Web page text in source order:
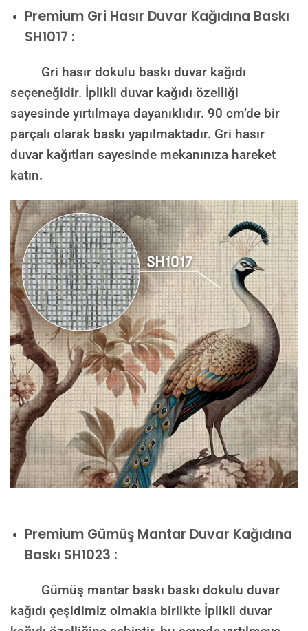
Premium Gri Hasır Duvar Kağıdına Baskı
SH1017 :
Gri hasır dokulu baskı duvar kağıdı
seçeneğidir. İplikli duvar kağıdı özelliği
sayesinde yırtılmaya dayanıklıdır. 90 cm’de bir
parçalı olarak baskı yapılmaktadır. Gri hasır
duvar kağıtları sayesinde mekanınıza hareket
katın.
Premium Gümüş Mantar Duvar Kağıdına
Baskı SH1023 :
Gümüş mantar baskı baskı dokulu duvar
kağıdı çeşidimiz olmakla birlikte İplikli duvar